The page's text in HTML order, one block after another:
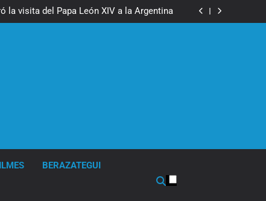
la visita del Papa León XIV a la Argentina
a la marcha frente al Congreso contra la
la visita del Papa León XIV a la Argentina
a la marcha frente al Congreso contra la
activos argentinos: cayeron las acciones
país quedó al borde de los 450 puntos
BERAZATEGUI